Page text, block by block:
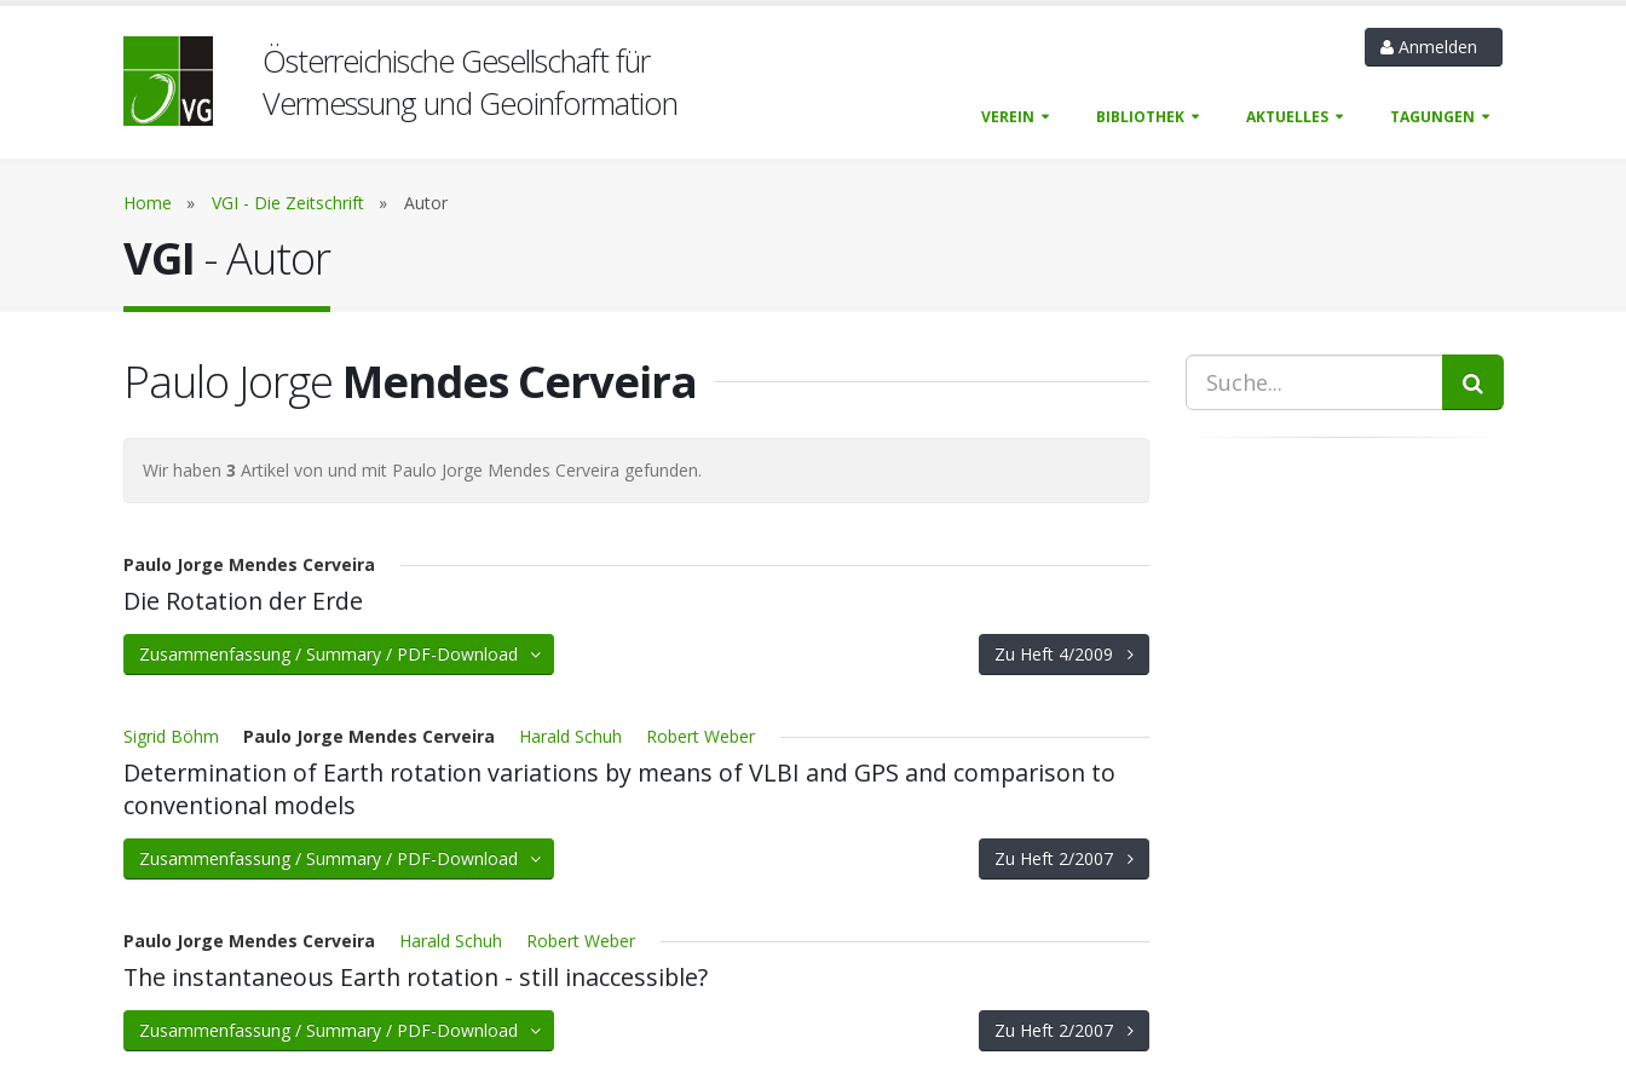
Österreichische Gesellschaft für
Vermessung und Geoinformation
Anmelden
VEREIN BIBLIOTHEK AKTUELLES TAGUNGEN
Home » VGI - Die Zeitschrift » Autor
VGI - Autor
Paulo Jorge Mendes Cerveira
Wir haben 3 Artikel von und mit Paulo Jorge Mendes Cerveira gefunden.
Paulo Jorge Mendes Cerveira
Die Rotation der Erde
Zusammenfassung / Summary / PDF-Download Zu Heft 4/2009
Sigrid Böhm Paulo Jorge Mendes Cerveira Harald Schuh Robert Weber
Determination of Earth rotation variations by means of VLBI and GPS and comparison to
conventional models
Zusammenfassung / Summary / PDF-Download Zu Heft 2/2007
Paulo Jorge Mendes Cerveira Harald Schuh Robert Weber
The instantaneous Earth rotation - still inaccessible?
Zusammenfassung / Summary / PDF-Download Zu Heft 2/2007